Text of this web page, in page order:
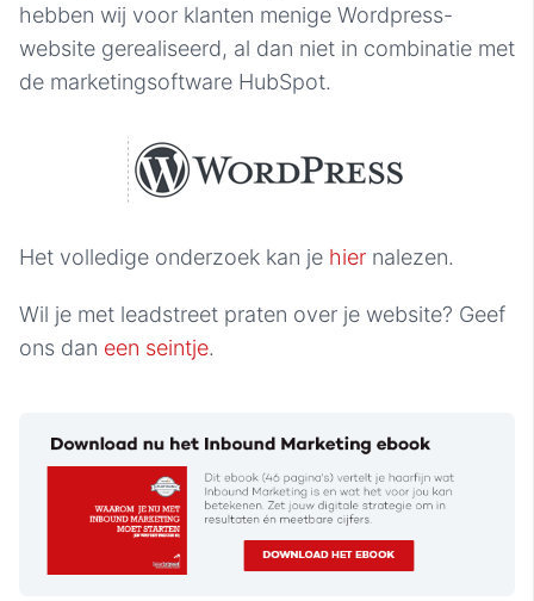
hebben wij voor klanten menige Wordpress-
website gerealiseerd, al dan niet in combinatie met
de marketingsoftware HubSpot.
Het volledige onderzoek kan je hier nalezen.
Wil je met leadstreet praten over je website? Geef
ons dan een seintje.